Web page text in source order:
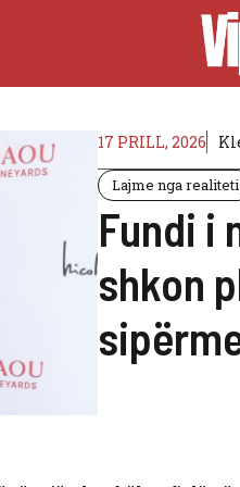
17 PRILL, 2026
Lajme nga realiteti
Fundi i
shkon